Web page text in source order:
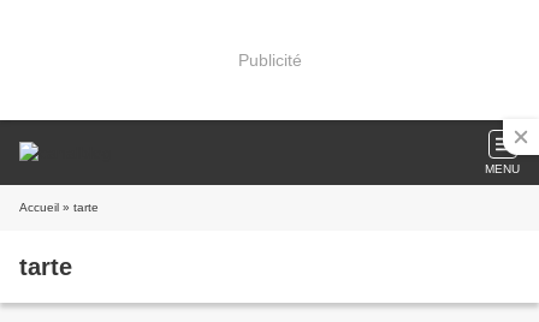
Publicité
MENU
Accueil » tarte
tarte